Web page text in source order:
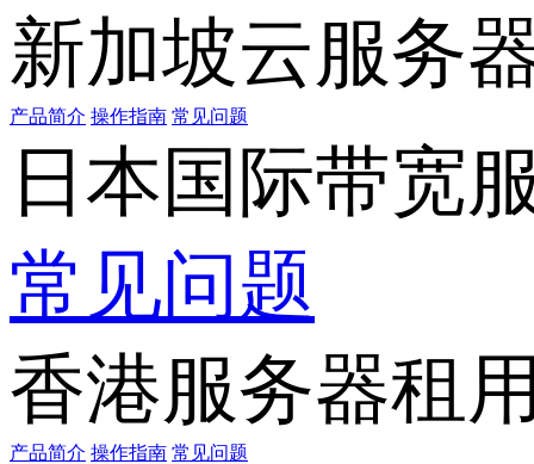
新加坡云服务
产品简介 操作指南 常见问题
日本国际带宽
常见问题
香港服务器租
产品简介 操作指南 常见问题